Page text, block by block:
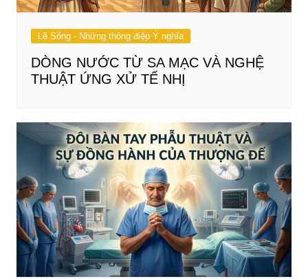
Lẽ Sống - Những thông điệp Ý nghĩa
DÒNG NƯỚC TỪ SA MẠC VÀ NGHỆ
THUẬT ỨNG XỬ TẾ NHỊ